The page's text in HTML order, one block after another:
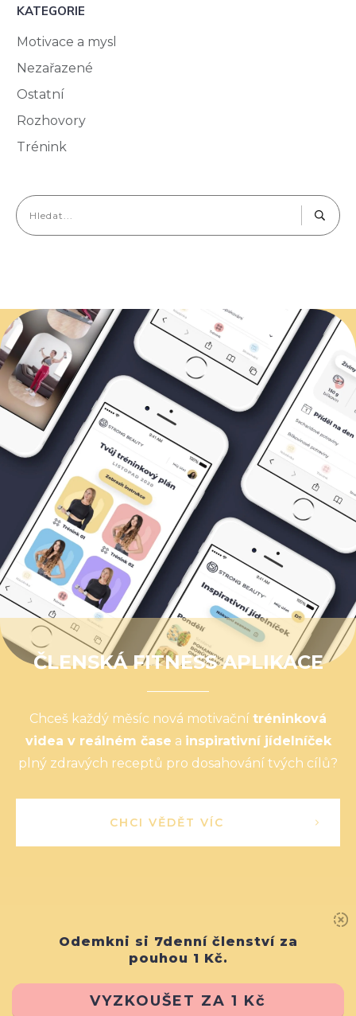
KATEGORIE
Motivace a mysl
Nezařazené
Ostatní
Rozhovory
Trénink
ČLENSKÁ FITNESS APLIKACE
Chceš každý měsíc nová motivační tréninková
videa v reálném čase a inspirativní jídelníček
plný zdravých receptů pro dosahování tvých cílů?
CHCI VĚDĚT VÍC
Odemkni si 7denní členství za
pouhou 1 Kč.
VYZKOUŠET ZA 1 Kč